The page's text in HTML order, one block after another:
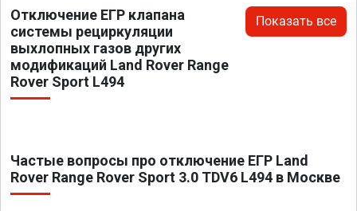
Отключение ЕГР клапана
системы рециркуляции
выхлопных газов других
модификаций Land Rover Range
Rover Sport L494
Показать все
Частые вопросы про отключение ЕГР Land
Rover Range Rover Sport 3.0 TDV6 L494 в Москве